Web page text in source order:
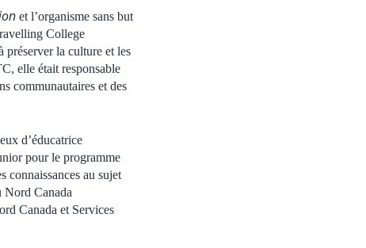
et l’organisme sans but
College
la culture et les
elle était responsable
communautaires et des
d’éducatrice
pour le programme
connaissances au sujet
Nord Canada
Canada et Services